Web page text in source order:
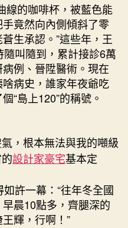
線的咖啡杯，被藍色能
竟然向內側傾斜了零
生承認。”這些年，王
叫隨到，累計接診6萬
例、晉陞醫術。現在
啥病史，誰家年夜爺吃
“島上120”的稱號。
，根本無法與我的噸級
設計家豪宅基本定
許一幕：“往年冬全國
晨10點多，齊腿深的
輝，行啊！”